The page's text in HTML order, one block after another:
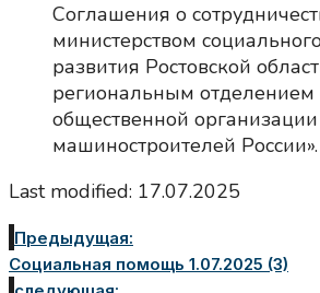
Соглашения о
министерством
развития Ростовской
региональным отделением
общественной
машиностроителей России».
Last modified: 17.07.2025
Предыдущая:
Социальная помощь 1.07.2025 (3)